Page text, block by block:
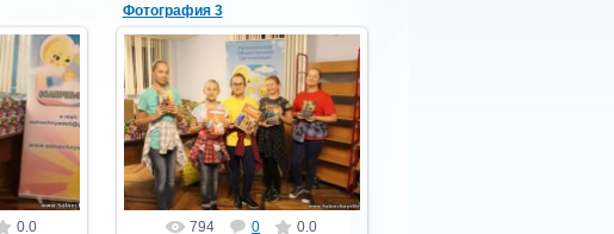
0.0
Фотография 3
29.12.2018
PGCh
794 0 0.0